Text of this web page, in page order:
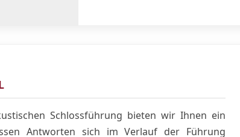
Schlossführung bieten wir Ihnen ein
Antworten sich im Verlauf der Führung